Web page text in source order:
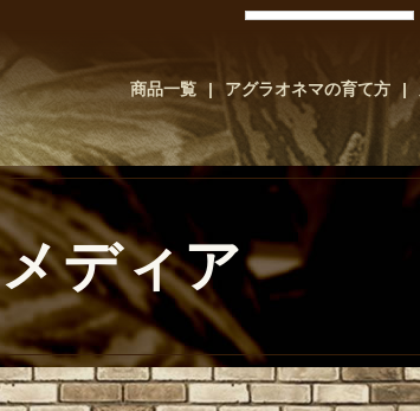
商品一覧 アグラオネマの育て方
メディア